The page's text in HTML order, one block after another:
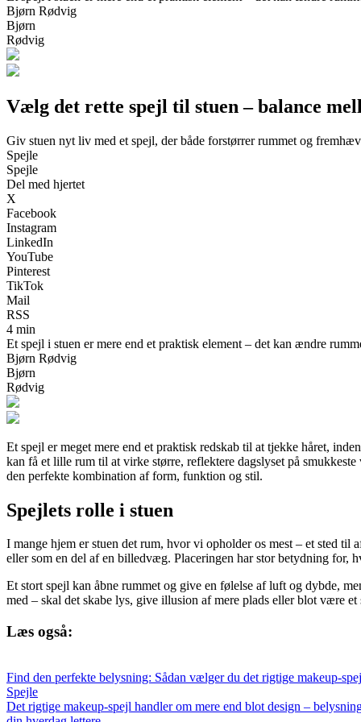
Bjørn Rødvig
Bjørn
Rødvig
Vælg det rette spejl til stuen – balance
Giv stuen nyt liv med et spejl, der både forstørrer rummet og
Spejle
Spejle
Del med hjertet
X
Facebook
Instagram
LinkedIn
YouTube
Pinterest
TikTok
Mail
RSS
4 min
Et spejl i stuen er mere end et praktisk element – det kan ændre
Bjørn Rødvig
Bjørn
Rødvig
Et spejl er meget mere end et praktisk redskab til at tjekke håret,
kan få et lille rum til at virke større, reflektere dagslyset på
den perfekte kombination af form, funktion og stil.
Spejlets rolle i stuen
I mange hjem er stuen det rum, hvor vi opholder os mest – et sted
eller som en del af en billedvæg. Placeringen har stor betydning for,
Et stort spejl kan åbne rummet og give en følelse af luft og dybde,
med – skal det skabe lys, give illusion af mere plads eller blot være
Læs også:
Find den perfekte belysning: Sådan vælger du det rigtige makeup-
Spejle
Det rigtige makeup-spejl handler om mere end blot design –